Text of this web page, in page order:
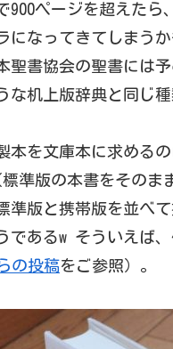
900ページを超えた
になってきてしまうか
聖書協会の聖書には
な机上版辞典と同じ種
本を文庫本に求める
準版の本書をそのま
準版と携帯版を並べ
であるw そういえば
の投稿をご参照）。